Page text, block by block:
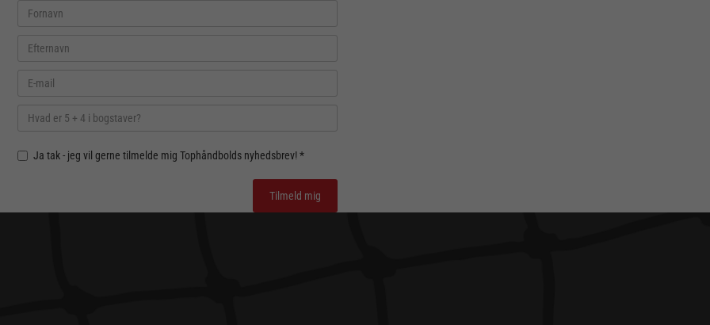
Ja tak - jeg vil gerne tilmelde mig Tophåndbolds nyhedsbrev! *